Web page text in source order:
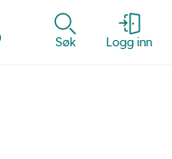
Søk Logg inn